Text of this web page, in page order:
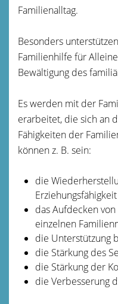
Familienalltag.
Besonders
Familienhilfe für
Bewältigung des
Es werden mit der
erarbeitet, die sich an
Fähigkeiten der
können z. B. sein:
die
Erziehungsfähigkeit
das Aufdecken
einzelnen
die Unterstützung
die Stärkung des
die Stärkung der
die Verbesserung